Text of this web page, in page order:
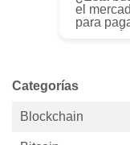
el
para
que
Categorías
Blockchain